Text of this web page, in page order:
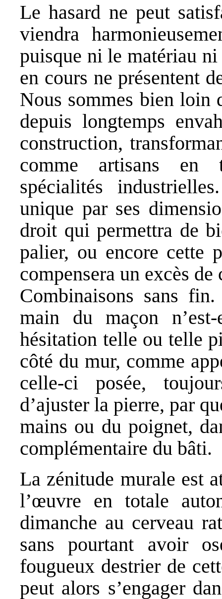
Le hasard ne peut
viendra
puisque ni le matériau
en cours ne présentent
Nous sommes bien loin
depuis longtemps
construction,
comme artisans en
spécialités
unique par ses
droit qui permettra de
palier, ou encore cette
compensera un excès
Combinaisons sans
main du maçon
hésitation telle ou telle
côté du mur, comme
celle-ci posée,
d’ajuster la pierre, par
mains ou du poignet,
complémentaire du bâti.
La zénitude murale est
l’œuvre en totale
dimanche au cerveau
sans pourtant avoir
fougueux destrier de
peut alors s’engager